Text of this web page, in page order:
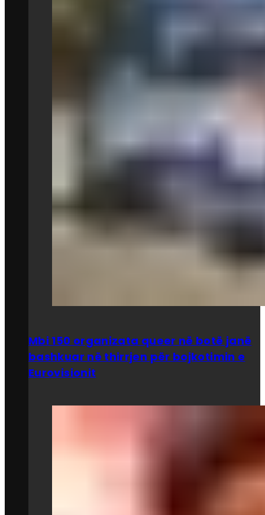
Mbi 150 organizata queer në botë janë
bashkuar në thirrjen për bojkotimin e
Eurovisionit